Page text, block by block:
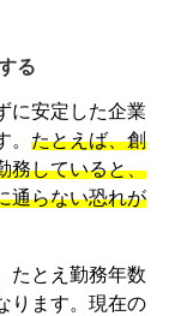
る
に安定した企業
。たとえば、創
務していると、
通らない恐れが
たとえ勤務年数
ります。現在の